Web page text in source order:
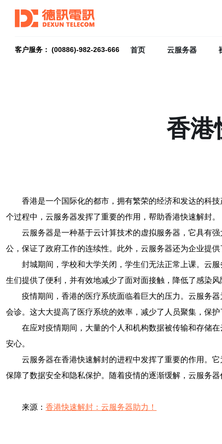
客户服务： (00886)-982-263-666 首页 云服务器
香港
香港是一个国际化的都市，拥有繁荣的经济和发达的科
个过程中，云服务器发挥了重要的作用，帮助香港快速解封。
云服务器是一种基于云计算技术的虚拟服务器，它具有
公，保证了政府工作的连续性。此外，云服务器还为企业提
封城期间，学校和大学关闭，学生们无法正常上课。云
生们提供了便利，并有效地减少了面对面接触，降低了感染风
疫情期间，香港的医疗系统面临着巨大的压力。云服务
会诊。这大大提高了医疗系统的效率，减少了人员聚集，保
在应对疫情期间，大量的个人和机构数据被传输和存储
安心。
云服务器在香港快速解封的进程中发挥了重要的作用。
保障了数据安全和隐私保护。随着疫情的逐渐缓解，云服务
来源： 香港快速解封：云服务器助力！